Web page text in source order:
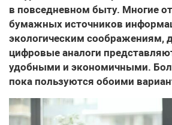
в повседневном быту. Многие
бумажных источников
экологическим соображениям,
цифровые аналоги
удобными и экономичными.
пока пользуются обоими